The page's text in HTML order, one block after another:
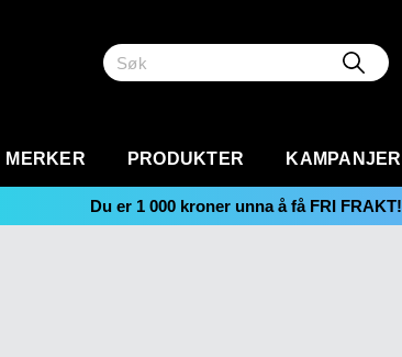
MERKER PRODUKTER KAMPANJER
Du er 1 000 kroner unna å få FRI FRAKT!